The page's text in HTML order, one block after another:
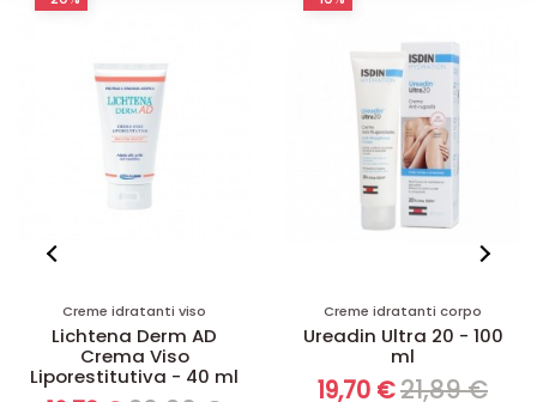
Creme idratanti corpo
Ureadin Ultra 20 - 100
ml
19,70 €21,89 €
Creme idratanti viso
Nutratopic Pro-AMP
Crema viso
20,69 €22,99 €